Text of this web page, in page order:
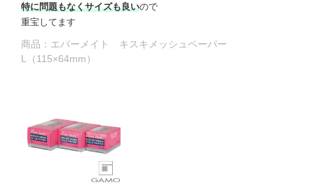
特に問題もなくサイズも良いので
重宝してます
商品： エバーメイト キスキメッシュペーパー
L（115×64mm）